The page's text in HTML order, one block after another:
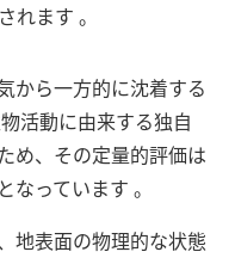
れます 。
から一方的に沈着する
活動に由来する独自
め、その定量的評価は
なっています 。
地表面の物理的な状態